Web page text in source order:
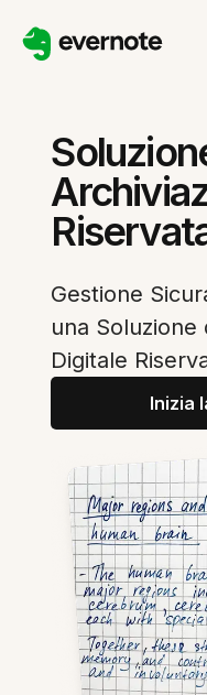
Gestione
una Soluzione
Digitale
Inizia